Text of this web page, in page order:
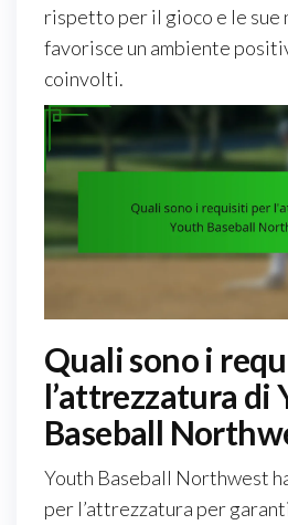
rispetto per il gioco e le sue
favorisce un ambiente
coinvolti.
Quali sono i
l’attrezzatura di
Baseball
Youth Baseball Northwest
per l’attrezzatura per